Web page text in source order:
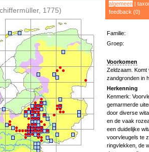
1775)
algemeen|
feedback (0)
Familie:
Groep:
Voorkomen
Zeldzaam. Komt
zandgronden in
Herkenning
Kenmerk:
gemarmerde
door diverse
en de vaak
een duidelijke
voorvleugels te
ringvlekken, de